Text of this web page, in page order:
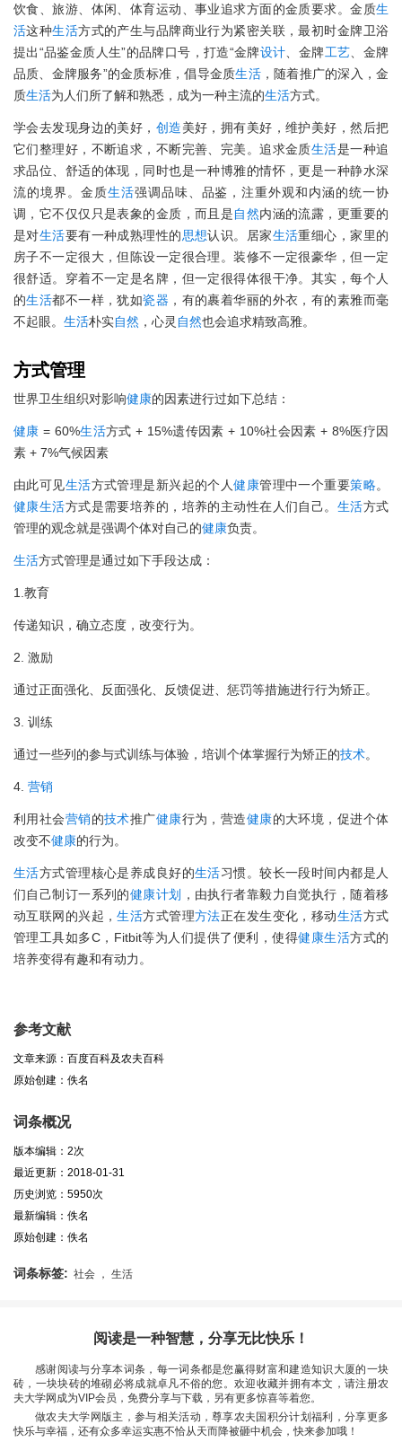
饮食、旅游、体闲、体育运动、事业追求方面的金质要求。金质生
活这种生活方式的产生与品牌商业行为紧密关联，最初时金牌卫浴
提出“品鉴金质人生”的品牌口号，打造“金牌设计 、金牌工艺 、金牌
品质、金牌服务”的金质标准，倡导金质生活，随着推广的深入，金
质生活为人们所了解和熟悉，成为一种主流的生活方式。
学会去发现身边的美好， 创造美好，拥有美好，维护美好，然后把
它们整理好，不断追求，不断完善、完美。追求金质生活是一种追
求品位、舒适的体现，同时也是一种博雅的情怀，更是一种静水深
流的境界。金质生活强调品味、品鉴，注重外观和内涵的统一协
调，它不仅仅只是表象的金质，而且是自然内涵的流露，更重要的
是对生活要有一种成熟理性的思想认识。居家生活重细心，家里的
房子不一定很大，但陈设一定很合理。装修不一定很豪华，但一定
很舒适。穿着不一定是名牌，但一定很得体很干净。其实，每个人
的生活都不一样，犹如瓷器 ，有的裹着华丽的外衣，有的素雅而毫
不起眼。 生活朴实自然 ，心灵 自然也会追求精致高雅。
方式管理
世界卫生组织对影响健康的因素进行过如下总结：
健康 = 60%生活方式 + 15%遗传因素 + 10%社会因素 + 8%医疗因
素 + 7%气候因素
由此可见生活方式管理是新兴起的个人健康管理中一个重要策略。
健康生活方式是需要培养的，培养的主动性在人们自己。 生活方式
管理的观念就是强调个体对自己的健康负责。
生活方式管理是通过如下手段达成：
1.教育
传递知识，确立态度，改变行为。
2. 激励
通过正面强化、反面强化、反馈促进、惩罚等措施进行行为矫正。
3. 训练
通过一些列的参与式训练与体验，培训个体掌握行为矫正的技术。
4. 营销
利用社会营销的技术推广健康行为，营造健康的大环境，促进个体
改变不健康的行为。
生活方式管理核心是养成良好的生活习惯。较长一段时间内都是人
们自己制订一系列的健康计划
，由执行者靠毅力自觉执行，随着移
动互联网的兴起，生活方式管理方法正在发生变化，移动生活方式
管理工具如多C，Fitbit等为人们提供了便利，使得健康生活方式的
培养变得有趣和有动力。
参考文献
文章来源：百度百科及农夫百科
原始创建：佚名
词条概况
版本编辑：2次
最近更新：2018-01-31
历史浏览：5950次
最新编辑：佚名
原始创建：佚名
词条标签: 社会 ， 生活
阅读是一种智慧，分享无比快乐！
感谢阅读与分享本词条，每一词条都是您赢得财富和建造知识大厦的一块
砖，一块块砖的堆砌必将成就卓凡不俗的您。欢迎收藏并拥有本文，请注册农
夫大学网成为VIP会员，免费分享与下载，另有更多惊喜等着您。
做农夫大学网版主，参与相关活动，尊享农夫国积分计划福利，分享更多
快乐与幸福，还有众多幸运实惠不恰从天而降被砸中机会，快来参加哦！